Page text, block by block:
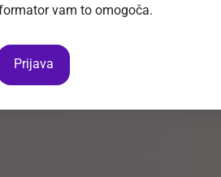
izdelavo naprednih
vam to omogoča.
Prijava